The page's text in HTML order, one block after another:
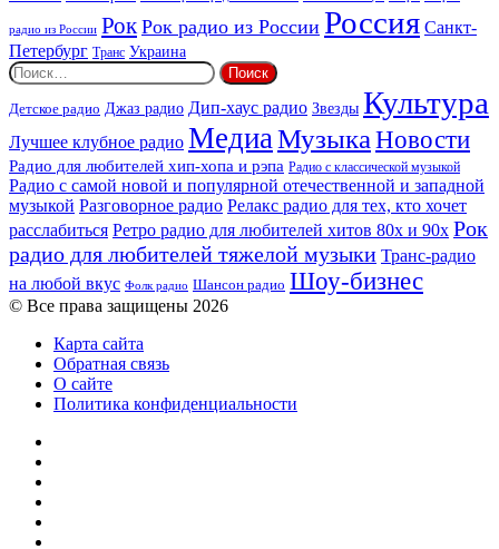
радио из России Рок Рок радио из России Россия Санкт-
Петербург Транс Украина
Найти:
Детское радио Джаз радио Дип-хаус радио Звезды Культура
Лучшее клубное радио МедиаМузыкаНовости
Радио для любителей хип-хопа и рэпа Радио с классической музыкой
Радио с самой новой и популярной отечественной и западной
музыкой Разговорное радио Релакс радио для тех, кто хочет
расслабиться Ретро радио для любителей хитов 80х и 90х Рок
радио для любителей тяжелой музыки Транс-радио
на любой вкус Фолк радио Шансон радио Шоу-бизнес
© Все права защищены 2026
Карта сайта
Обратная связь
О сайте
Политика конфиденциальности